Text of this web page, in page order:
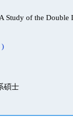
Study of the Double
)
碩士